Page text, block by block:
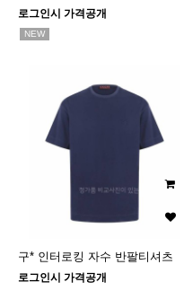
로그인시 가격공개
NEW
구* 인터로킹 자수 반팔티셔츠
로그인시 가격공개